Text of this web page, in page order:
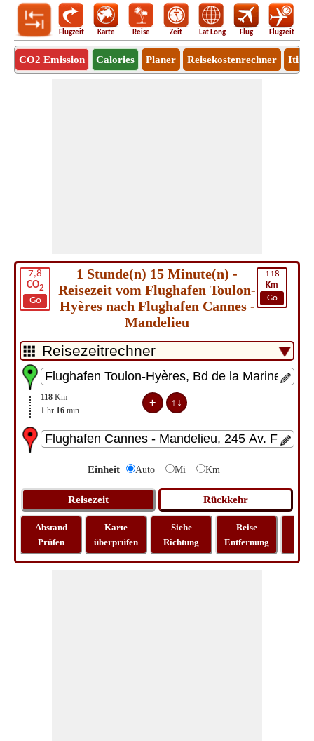
Flugzeit Karte Reise Zeit Lat Long Flug Flugzeit
CO2 Emission Calories Planer Reisekostenrechner
7,8
CO2
Go
118
Km
Go
1 Stunde(n) 15 Minute(n) -
Reisezeit vom Flughafen Toulon-
Hyères nach Flughafen Cannes -
Mandelieu
118 Km
1 hr 16 min
Einheit Auto Mi Km
Abstand
Prüfen
Karte
überprüfen
Siehe
Richtung
Reise
Entfernung